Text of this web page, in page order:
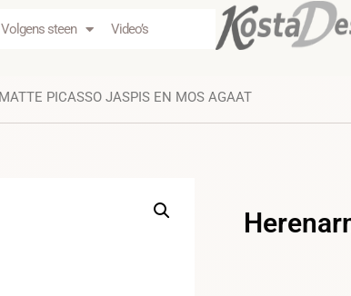
Volgens steen Video’s
PICASSO JASPIS EN MOS AGAAT